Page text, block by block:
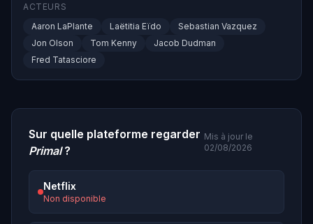
ACTEURS
Aaron LaPlante
Laëtitia Eïdo
Sebastian Vazquez
Jon Olson
Tom Kenny
Jacob Dudman
Fred Tatasciore
Sur quelle plateforme regarder
Primal?
Mis à jour le
02/08/2026
Netflix
Non disponible